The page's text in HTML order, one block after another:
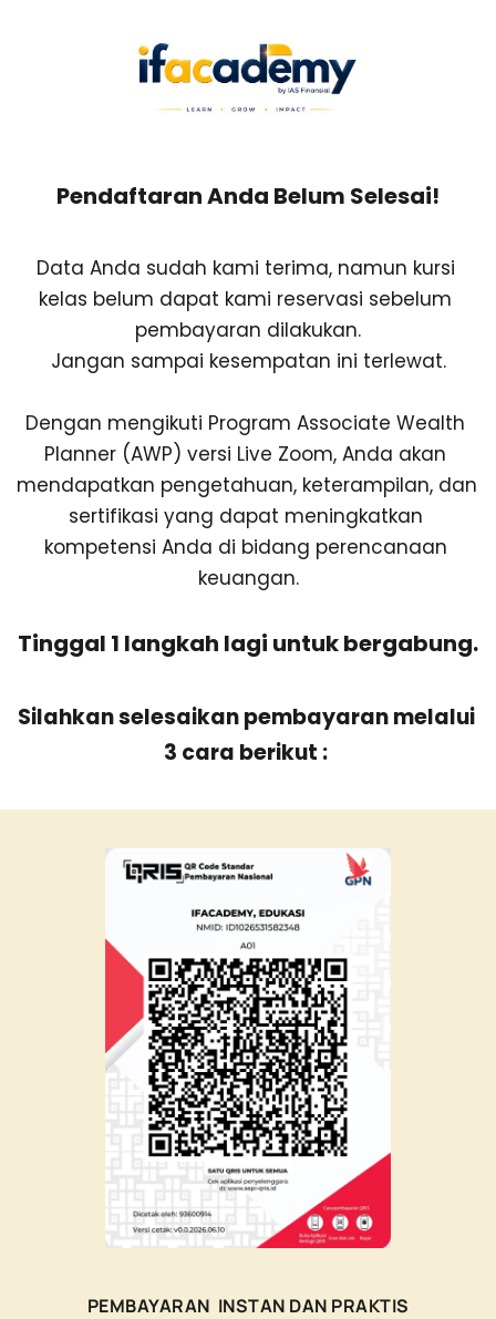
Pendaftaran Anda Belum Selesai!
Data Anda sudah kami terima, namun kursi
kelas belum dapat kami reservasi sebelum
pembayaran dilakukan.
Jangan sampai kesempatan ini terlewat.
Dengan mengikuti Program Associate Wealth
Planner (AWP) versi Live Zoom, Anda akan
mendapatkan pengetahuan, keterampilan, dan
sertifikasi yang dapat meningkatkan
kompetensi Anda di bidang perencanaan
keuangan.
Tinggal 1 langkah lagi untuk bergabung.
Silahkan selesaikan pembayaran melalui
3 cara berikut :
PEMBAYARAN  INSTAN DAN PRAKTIS